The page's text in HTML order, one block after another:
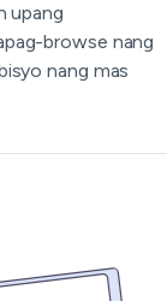
upang
browse nang
nang mas